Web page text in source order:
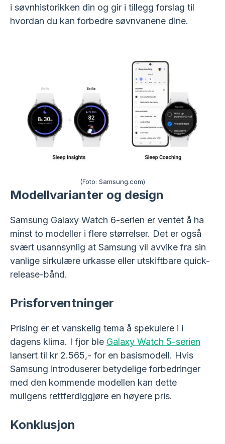
i søvnhistorikken din og gir i tillegg forslag til
hvordan du kan forbedre søvnvanene dine.
(Foto: Samsung.com)
Modellvarianter og design
Samsung Galaxy Watch 6-serien er ventet å ha
minst to modeller i flere størrelser. Det er også
svært usannsynlig at Samsung vil avvike fra sin
vanlige sirkulære urkasse eller utskiftbare quick-
release-bånd.
Prisforventninger
Prising er et vanskelig tema å spekulere i i
dagens klima. I fjor ble Galaxy Watch 5-serien
lansert til kr 2.565,- for en basismodell. Hvis
Samsung introduserer betydelige forbedringer
med den kommende modellen kan dette
muligens rettferdiggjøre en høyere pris.
Konklusjon